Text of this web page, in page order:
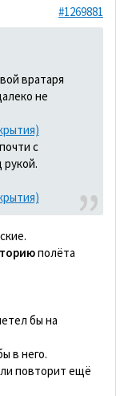
#1269881
вратаря
не
с
рукой.
полёта
бы на
в него.
повторит ещё